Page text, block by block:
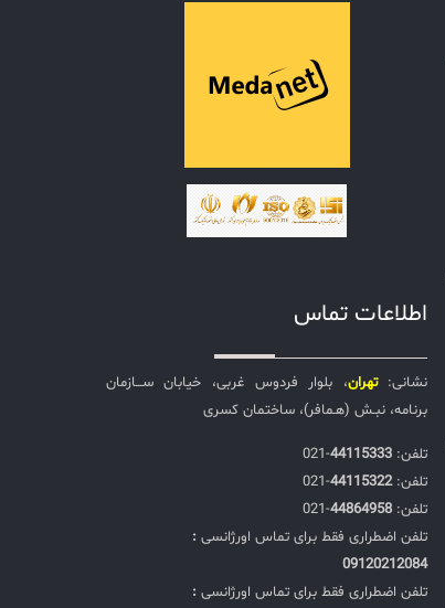
اطلاعات تماس
نشانی:تهران، بلوار فردوس غربی، خیابان ســـازمان
برنامه، نبـش (هـمافر)، ساختمان کسری
تلفن:‌ 44115333
-021
تلفن:‌44115322
-021
تلفن:‌ 44864958
-021
تلفن اضطراری فقط برای تماس اورژانسی :
09120212084
تلفن اضطراری فقط برای تماس اورژانسی :